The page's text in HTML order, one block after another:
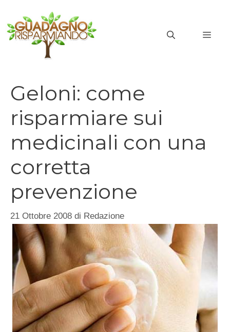
contenuto
Geloni: come
risparmiare sui
medicinali con una
corretta
prevenzione
21 Ottobre 2008 di Redazione